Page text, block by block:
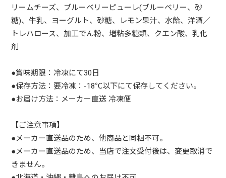
リームチーズ、ブルーベリーピューレ(ブルーベリー、砂
糖)、牛乳、ヨーグルト、砂糖、レモン果汁、水飴、洋酒／
トレハロース、加工でん粉、増粘多糖類、クエン酸、乳化
剤
●賞味期限：冷凍にて30日
●保存方法：要冷凍：-18℃以下にて保存してください。
●お届け方法：メーカー直送 冷凍便
【ご注意事項】
●メーカー直送品のため、他商品と同梱不可。
●メーカー直送品のため、当店で注文受付後は、変更取消で
きません。